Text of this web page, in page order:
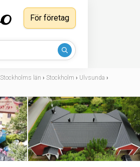
För företag
Stockholms län › Stockholm › Ulvsunda ›